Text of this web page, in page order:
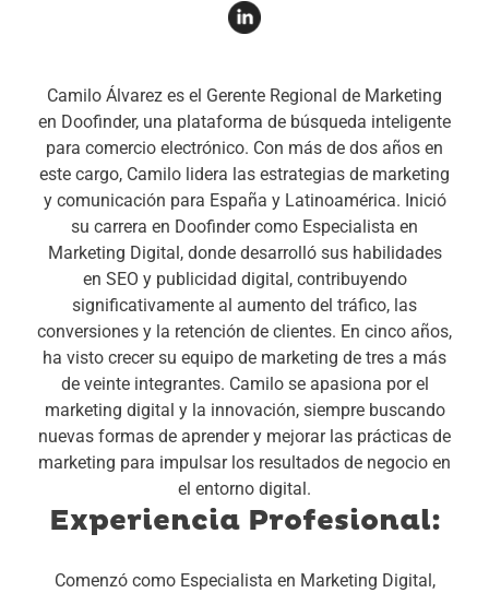
Camilo Álvarez es el Gerente Regional de Marketing
en Doofinder, una plataforma de búsqueda inteligente
para comercio electrónico. Con más de dos años en
este cargo, Camilo lidera las estrategias de marketing
y comunicación para España y Latinoamérica. Inició
su carrera en Doofinder como Especialista en
Marketing Digital, donde desarrolló sus habilidades
en SEO y publicidad digital, contribuyendo
significativamente al aumento del tráfico, las
conversiones y la retención de clientes. En cinco años,
ha visto crecer su equipo de marketing de tres a más
de veinte integrantes. Camilo se apasiona por el
marketing digital y la innovación, siempre buscando
nuevas formas de aprender y mejorar las prácticas de
marketing para impulsar los resultados de negocio en
el entorno digital.
Experiencia Profesional:
Comenzó como Especialista en Marketing Digital,